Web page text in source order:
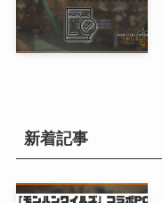
新着記事